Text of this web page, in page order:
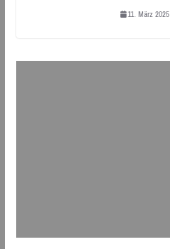
11. März 2025